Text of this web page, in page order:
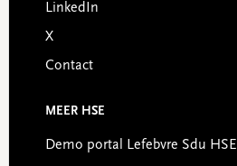
LinkedIn
X
Contact
MEER HSE
Demo portal Lefebvre Sdu HSE